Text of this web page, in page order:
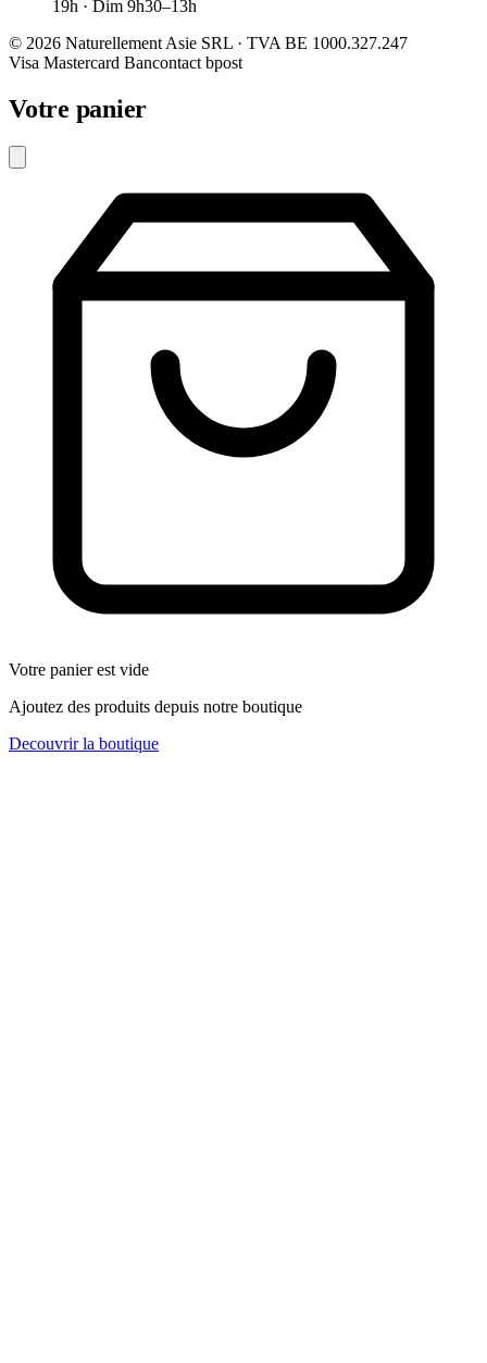
19h · Dim 9h30–13h
© 2026 Naturellement Asie SRL · TVA BE 1000.327.247
Visa Mastercard Bancontact bpost
Votre panier
Votre panier est vide
Ajoutez des produits depuis notre boutique
Decouvrir la boutique